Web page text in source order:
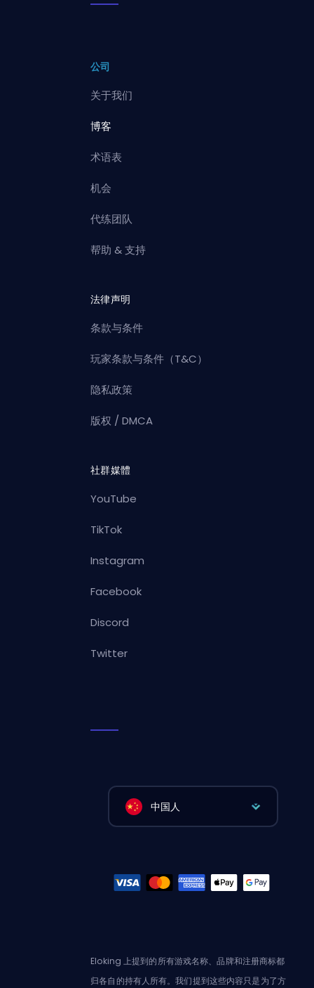
公司
关于我们
博客
术语表
机会
代练团队
帮助 & 支持
法律声明
条款与条件
玩家条款与条件（T&C）
隐私政策
版权 / DMCA
社群媒體
YouTube
TikTok
Instagram
Facebook
Discord
Twitter
中国人
Eloking 上提到的所有游戏名称、品牌和注册商标都
归各自的持有人所有。我们提到这些内容只是为了方